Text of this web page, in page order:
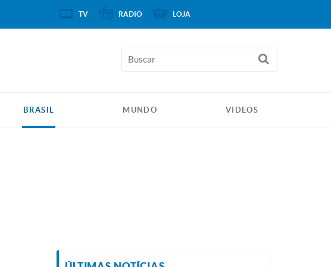
BRASIL MUNDO VIDEOS
TV RÁDIO LOJA